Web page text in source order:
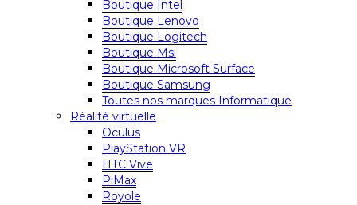
Boutique Intel
Boutique Lenovo
Boutique Logitech
Boutique Msi
Boutique Microsoft Surface
Boutique Samsung
Toutes nos marques Informatique
Réalité virtuelle
Oculus
PlayStation VR
HTC Vive
PiMax
Royole